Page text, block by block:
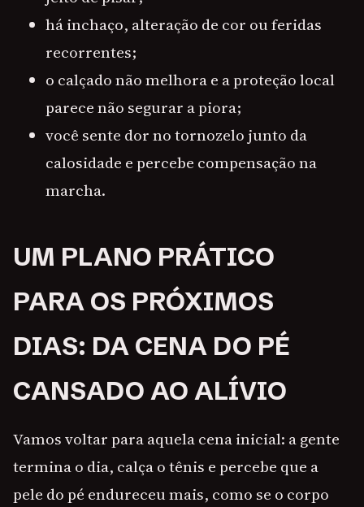
há inchaço, alteração de cor ou feridas
recorrentes;
o calçado não melhora e a proteção local
parece não segurar a piora;
você sente dor no tornozelo junto da
calosidade e percebe compensação na
marcha.
UM PLANO PRÁTICO
PARA OS PRÓXIMOS
DIAS: DA CENA DO PÉ
CANSADO AO ALÍVIO
Vamos voltar para aquela cena inicial: a gente
termina o dia, calça o tênis e percebe que a
pele do pé endureceu mais, como se o corpo